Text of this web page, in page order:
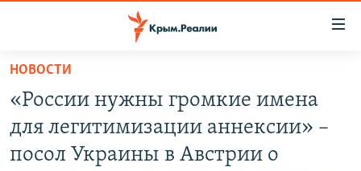
Вернуться
основному
содержанию
СПЕЦПРОЕКТЫ
НОВОСТИ
«России нужны громкие имена
для легитимизации аннексии» –
посол Украины в Австрии о